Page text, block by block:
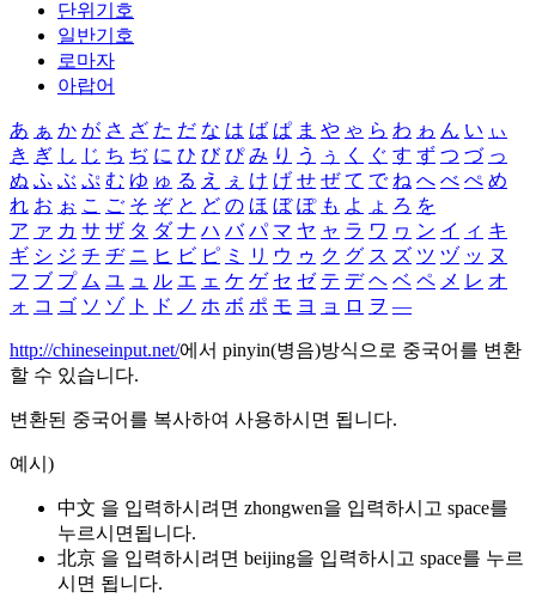
단위기호
일반기호
로마자
아랍어
あ ぁ か が さ ざ た だ な は ば ぱ ま や ゃ ら わ ゎ ん い ぃ
き ぎ し じ ち ぢ に ひ び ぴ み り う ぅ く ぐ す ず つ づ っ
ぬ ふ ぶ ぷ む ゆ ゅ る え ぇ け げ せ ぜ て で ね へ べ ぺ め
れ お ぉ こ ご そ ぞ と ど の ほ ぼ ぽ も よ ょ ろ を
ア ァ カ サ ザ タ ダ ナ ハ バ パ マ ヤ ャ ラ ワ ヮ ン イ ィ キ
ギ シ ジ チ ヂ ニ ヒ ビ ピ ミ リ ウ ゥ ク グ ス ズ ツ ヅ ッ ヌ
フ ブ プ ム ユ ュ ル エ ェ ケ ゲ セ ゼ テ デ ヘ ベ ペ メ レ オ
ォ コ ゴ ソ ゾ ト ド ノ ホ ボ ポ モ ヨ ョ ロ ヲ ―
http://chineseinput.net/에서 pinyin(병음)방식으로 중국어를 변환
할 수 있습니다.
변환된 중국어를 복사하여 사용하시면 됩니다.
예시)
中文 을 입력하시려면 zhongwen을 입력하시고 space를
누르시면됩니다.
北京 을 입력하시려면 beijing을 입력하시고 space를 누르
시면 됩니다.